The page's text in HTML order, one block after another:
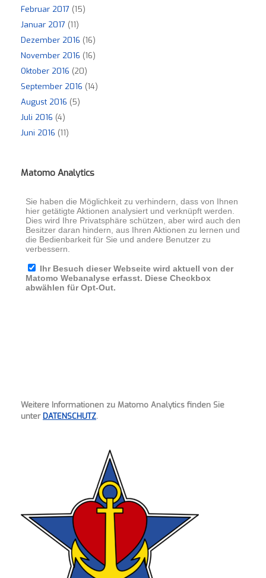
Februar 2017 (15)
Januar 2017 (11)
Dezember 2016 (16)
November 2016 (16)
Oktober 2016 (20)
September 2016 (14)
August 2016 (5)
Juli 2016 (4)
Juni 2016 (11)
Matomo Analytics
Weitere Informationen zu Matomo Analytics finden Sie
unter DATENSCHUTZ.